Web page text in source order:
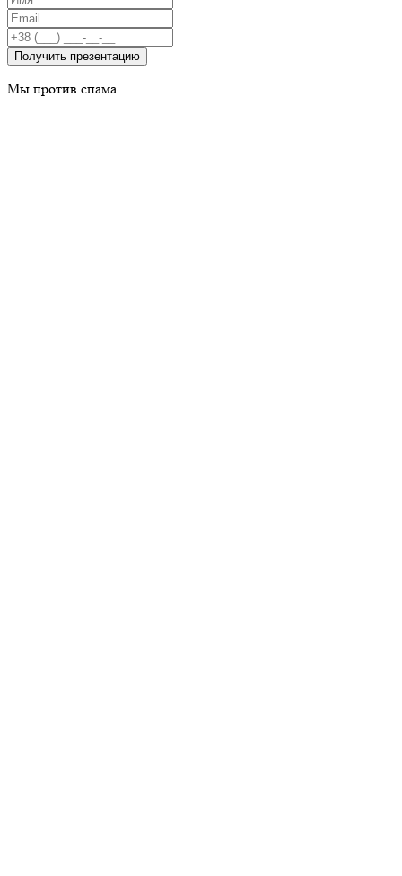
Получить презентацию
Мы против спама